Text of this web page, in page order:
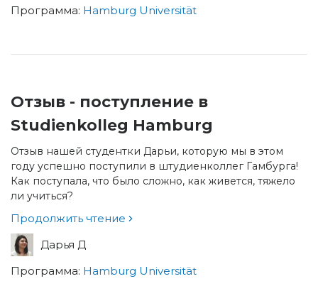
Программа: Hamburg Universität
Отзыв - поступление в
Studienkolleg Hamburg
Отзыв нашей студентки Дарьи, которую мы в этом
году успешно поступили в штудиенколлег Гамбурга!
Как поступала, что было сложно, как живется, тяжело
ли учиться?
Продолжить чтение
Дарья Д
Программа: Hamburg Universität